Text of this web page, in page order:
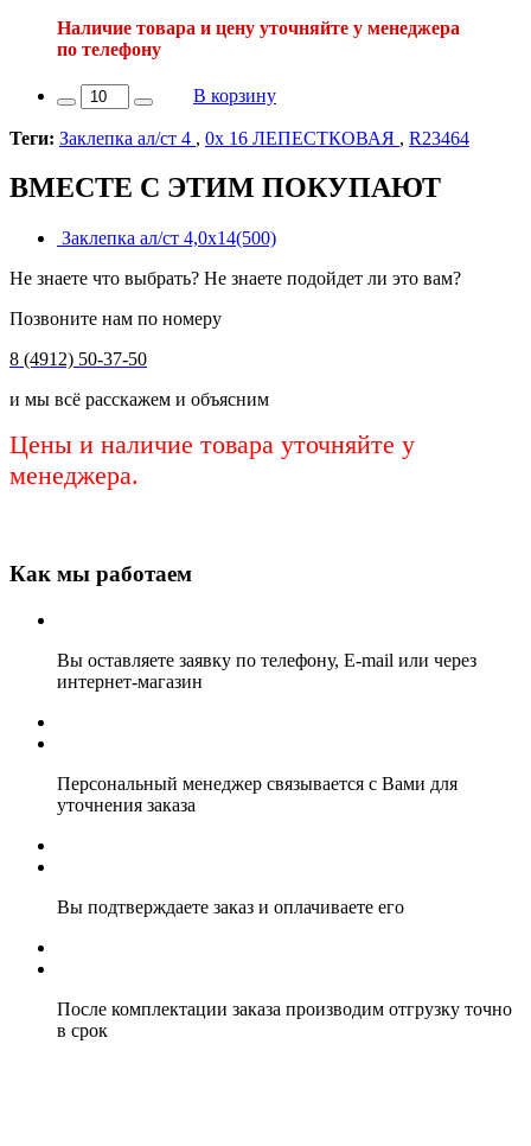
Наличие товара и цену уточняйте у менеджера
по телефону
В корзину
Теги: Заклепка ал/ст 4 , 0х 16 ЛЕПЕСТКОВАЯ , R23464
ВМЕСТЕ С ЭТИМ ПОКУПАЮТ
Заклепка ал/ст 4,0х14(500)
Не знаете что выбрать? Не знаете подойдет ли это вам?
Позвоните нам по номеру
8 (4912) 50-37-50
и мы всё расскажем и объясним
Цены и наличие товара уточняйте у
менеджера.
Как мы работаем
Вы оставляете заявку по телефону, E-mail или через
интернет-магазин
Персональный менеджер связывается с Вами для
уточнения заказа
Вы подтверждаете заказ и оплачиваете его
После комплектации заказа производим отгрузку точно
в срок